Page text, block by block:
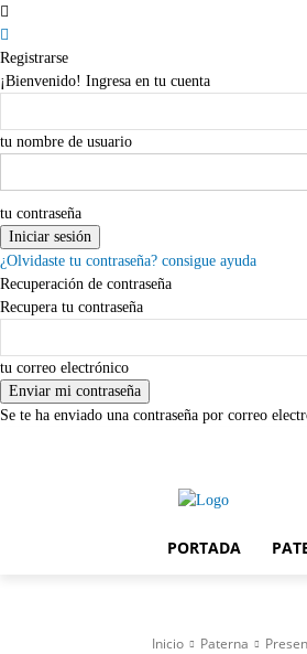
Registrarse
¡Bienvenido! Ingresa en tu cuenta
tu nombre de usuario
tu contraseña
¿Olvidaste tu contraseña? consigue ayuda
Recuperación de contraseña
Recupera tu contraseña
tu correo electrónico
Se te ha enviado una contraseña por correo
PORTADA
Inicio Paterna